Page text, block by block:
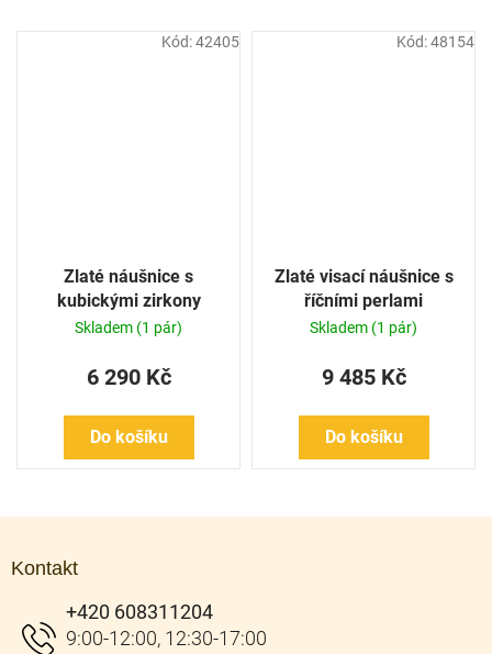
Zlaté náušnice s
kubickými zirkony
Skladem (1 pár)
6 290 Kč
Do košíku
Kód:42405
Zlaté visací náušnice s
říčními perlami
Skladem (1 pár)
9 485 Kč
Do košíku
Kód:48154
Kontakt
+420 608311204